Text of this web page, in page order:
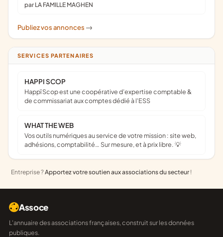
par LA FAMILLE MAGHEN
Publiez vos annonces ->
SERVICES PARTENAIRES
HAPPI SCOP
Happï Scop est une coopérative d’expertise comptable &
de commissariat aux comptes dédié à l'ESS
WHAT THE WEB
Vos outils numériques au service de votre mission : site web,
adhésions, comptabilité… Sur mesure, et à prix libre. 💡
Entreprise ?Apportez votre soutien aux associations du secteur !
Assoce
L'annuaire des associations françaises, construit sur les données
publiques.